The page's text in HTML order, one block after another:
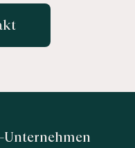
Unternehmen